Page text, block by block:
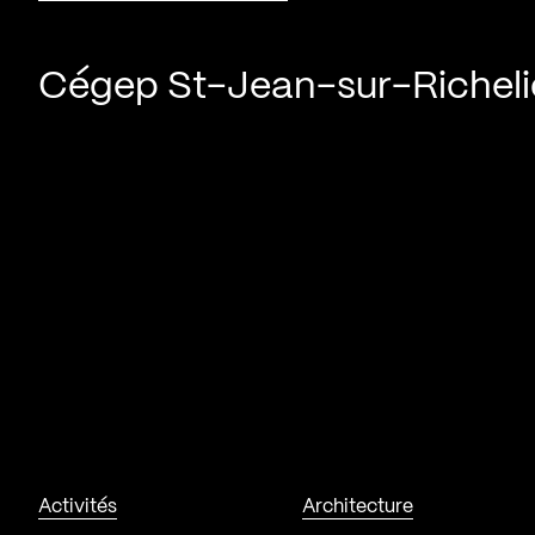
Cégep St-Jean-sur-
Activités Architecture